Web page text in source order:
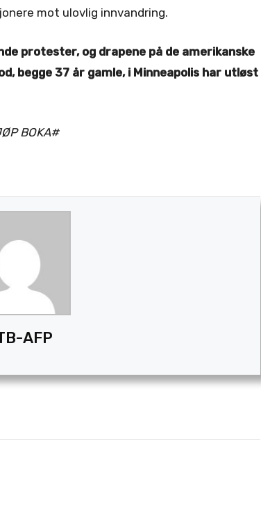
mot ulovlig innvandring.
protester, og drapene på de amerikanske
begge 37 år gamle, i Minneapolis har utløst
BOKA#
AFP